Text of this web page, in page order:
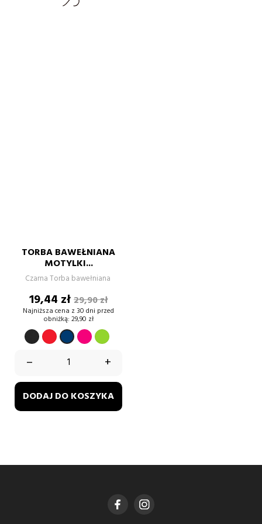
TORBA BAWEŁNIANA
MOTYLKI...
Czarna Torba bawełniana
Cena
19,44 złCena
podstawowa
29,90 zł
Najniższa cena z 30 dni przed
obniżką: 29,90 zł
CZARNYCZERWONY
GRANATOWY
fuksjaZielony
– +
DODAJ DO KOSZYKA